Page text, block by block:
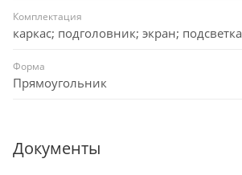
Комплектация
каркас; подголовник; экран; подсветка
Форма
Прямоугольник
Документы